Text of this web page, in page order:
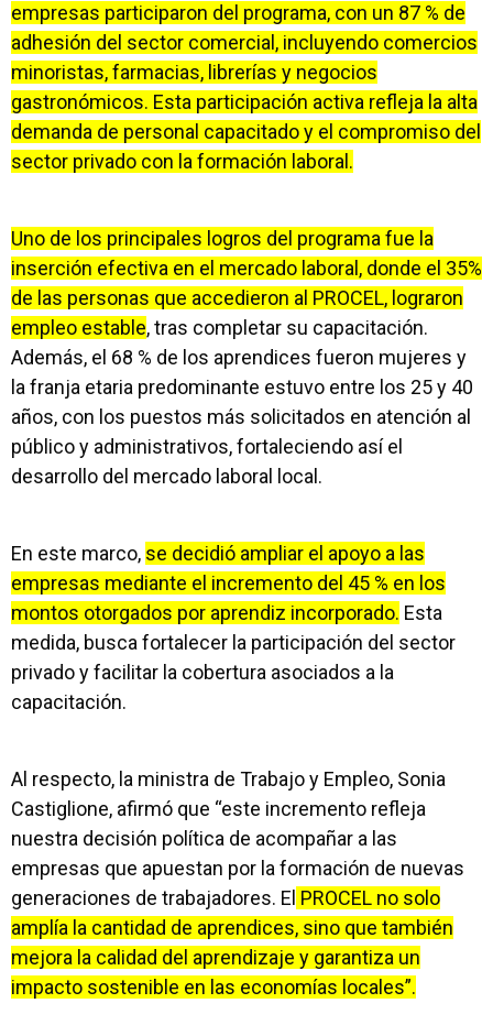
empresas participaron del programa, con un 87 % de
adhesión del sector comercial, incluyendo comercios
minoristas, farmacias, librerías y negocios
gastronómicos. Esta participación activa refleja la alta
demanda de personal capacitado y el compromiso del
sector privado con la formación laboral.
Uno de los principales logros del programa fue la
inserción efectiva en el mercado laboral, donde el 35%
de las personas que accedieron al PROCEL, lograron
empleo estable, tras completar su capacitación.
Además, el 68 % de los aprendices fueron mujeres y
la franja etaria predominante estuvo entre los 25 y 40
años, con los puestos más solicitados en atención al
público y administrativos, fortaleciendo así el
desarrollo del mercado laboral local.
En este marco, se decidió ampliar el apoyo a las
empresas mediante el incremento del 45 % en los
montos otorgados por aprendiz incorporado. Esta
medida, busca fortalecer la participación del sector
privado y facilitar la cobertura asociados a la
capacitación.
Al respecto, la ministra de Trabajo y Empleo, Sonia
Castiglione, afirmó que “este incremento refleja
nuestra decisión política de acompañar a las
empresas que apuestan por la formación de nuevas
generaciones de trabajadores. El PROCEL no solo
amplía la cantidad de aprendices, sino que también
mejora la calidad del aprendizaje y garantiza un
impacto sostenible en las economías locales”.